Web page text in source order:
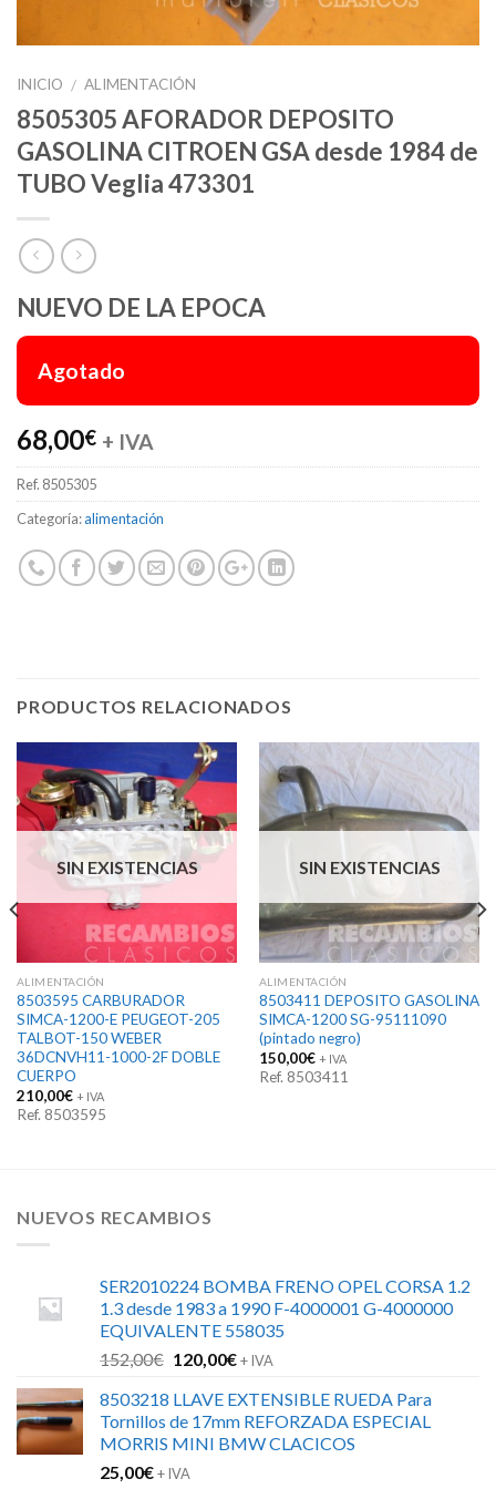
INICIO / ALIMENTACIÓN
8505305 AFORADOR DEPOSITO
GASOLINA CITROEN GSA desde 1984 de
TUBO Veglia 473301
NUEVO DE LA EPOCA
Agotado
68,00€ + IVA
Ref. 8505305
Categoría:alimentación
PRODUCTOS RELACIONADOS
SIN EXISTENCIAS
ALIMENTACIÓN
8503595 CARBURADOR
SIMCA-1200-E PEUGEOT-205
TALBOT-150 WEBER
36DCNVH11-1000-2F DOBLE
CUERPO
210,00€ + IVA
Ref. 8503595
SIN EXISTENCIAS
ALIMENTACIÓN
8503411 DEPOSITO GASOLINA
SIMCA-1200 SG-95111090
(pintado negro)
150,00€ + IVA
Ref. 8503411
NUEVOS RECAMBIOS
SER2010224 BOMBA FRENO OPEL CORSA 1.2
1.3 desde 1983 a 1990 F-4000001 G-4000000
EQUIVALENTE 558035
152,00€ El
original
era:
152,00€.
120,00€El
actual
es:
120,00€.
+ IVA
8503218 LLAVE EXTENSIBLE RUEDA Para
Tornillos de 17mm REFORZADA ESPECIAL
MORRIS MINI BMW CLACICOS
25,00€+ IVA